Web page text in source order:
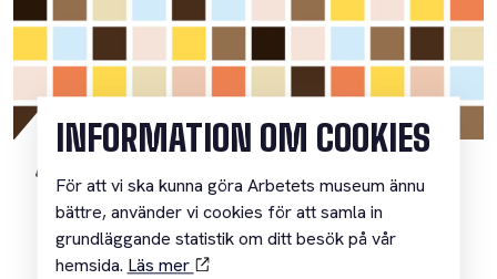
Nu öppnar ansökan till årets
Dokfotosalong!
INFORMATION OM COOKIES
För att vi ska kunna göra Arbetets museum ännu
bättre, använder vi cookies för att samla in
grundläggande statistik om ditt besök på vår
hemsida. Läs mer